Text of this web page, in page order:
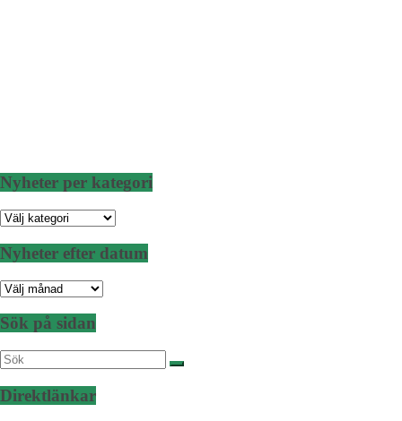
Nyheter per kategori
Nyheter
kategori
Nyheter efter datum
Nyheter
datum
Sök på sidan
Direktlänkar